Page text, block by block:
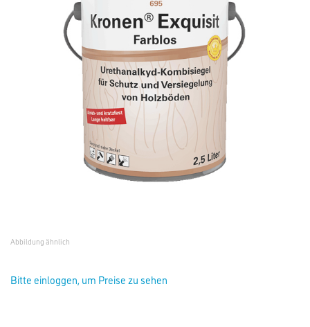
Abbildung ähnlich
Bitte einloggen, um Preise zu sehen